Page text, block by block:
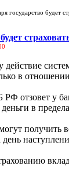
государство будет
действие
в
отзовет у
в
получить